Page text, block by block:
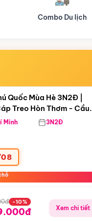
Tour Doanh Nghiệp
03:42:13
Treo Hòn Thơm
Quốc Mùa Hè 3N2Đ |
Treo Hòn Thơm - Cầu
Viên Nước Aquatopia
Minh 3N2Đ
-10%
Xem chi tiết